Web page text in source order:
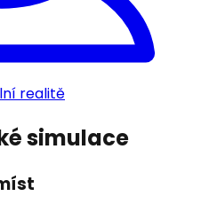
realitě
simulace